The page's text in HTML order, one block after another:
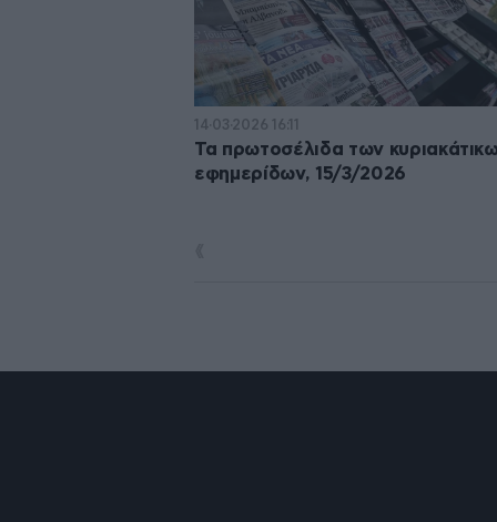
14·03·2026 16:11
Τα πρωτοσέλιδα των
εφημερίδων, 15/3/2026